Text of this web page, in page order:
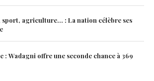
agriculture… : La nation célèbre ses
: Wadagni offre une seconde chance à 369